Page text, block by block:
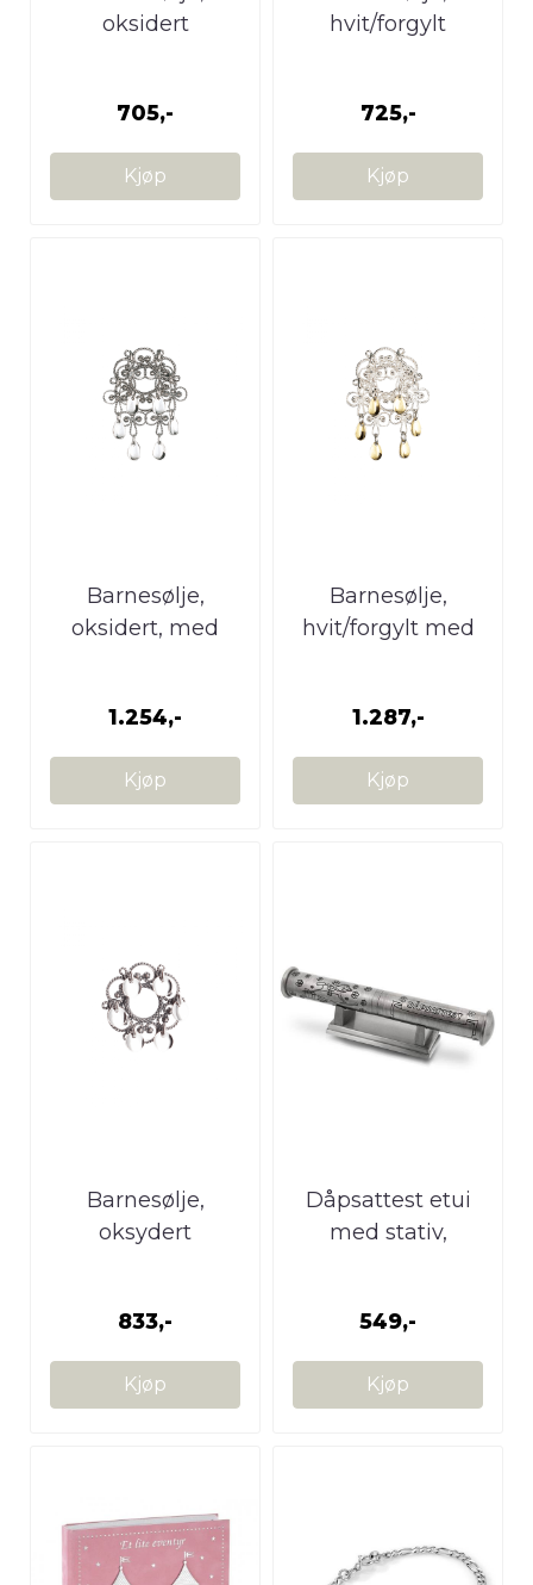
oksidert
705,-
Kjøp
hvit/forgylt
725,-
Kjøp
Barnesølje,
oksidert, med
1.254,-
Kjøp
Barnesølje,
hvit/forgylt med
1.287,-
Kjøp
Barnesølje,
oksydert
833,-
Kjøp
Dåpsattest etui
med stativ,
549,-
Kjøp